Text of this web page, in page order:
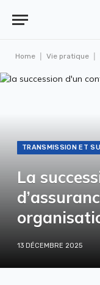
Home Vie pratique
TRANSMISSION ET
La
13 DÉCEMBRE 2025